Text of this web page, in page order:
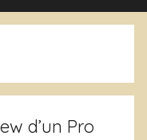
d’un Pro